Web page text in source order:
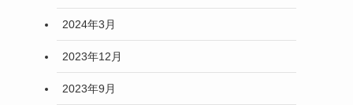
2024年3月
2023年12月
2023年9月